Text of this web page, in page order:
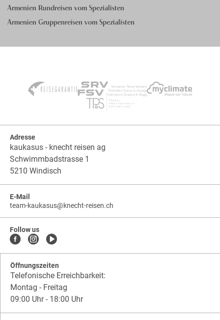
Armenien Rundreisen vom Spezialisten
Armenien Gruppenreisen vom Spezialisten
Adresse
kaukasus - knecht reisen ag
Schwimmbadstrasse 1
5210 Windisch
E-Mail
team-kaukasus@knecht-reisen.ch
Follow us
Öffnungszeiten
Telefonische Erreichbarkeit:
Montag - Freitag
09:00 Uhr - 18:00 Uhr